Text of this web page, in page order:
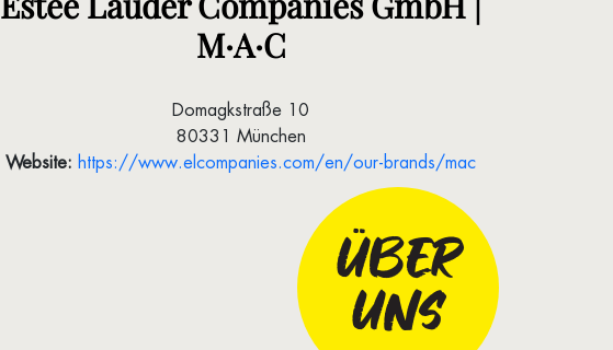
M·A·C
Domagkstraße 10
80331 München
Website: https://www.elcompanies.com/en/our-brands/mac
ÜBER
UNS